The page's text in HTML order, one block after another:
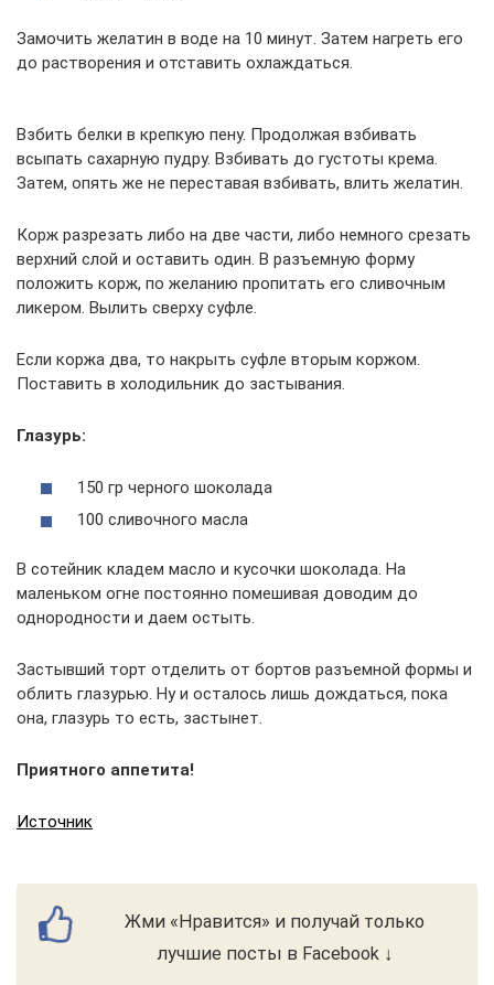
Замочить желатин в воде на 10 минут. Затем нагреть его
до растворения и отставить охлаждаться.
Взбить белки в крепкую пену. Продолжая взбивать
всыпать сахарную пудру. Взбивать до густоты крема.
Затем, опять же не переставая взбивать, влить желатин.
Корж разрезать либо на две части, либо немного срезать
верхний слой и оставить один. В разъемную форму
положить корж, по желанию пропитать его сливочным
ликером. Вылить сверху суфле.
Если коржа два, то накрыть суфле вторым коржом.
Поставить в холодильник до застывания.
Глазурь:
150 гр черного шоколада
100 сливочного масла
В сотейник кладем масло и кусочки шоколада. На
маленьком огне постоянно помешивая доводим до
однородности и даем остыть.
Застывший торт отделить от бортов разъемной формы и
облить глазурью. Ну и осталось лишь дождаться, пока
она, глазурь то есть, застынет.
Приятного аппетита!
Источник
Жми «Нравится» и получай только
лучшие посты в Facebook ↓